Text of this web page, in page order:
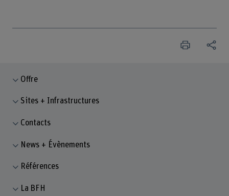
Offre
Sites + Infrastructures
Contacts
News + Évènements
Références
La BFH